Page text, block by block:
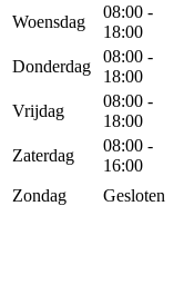
Woensdag
08:00 -
18:00
Donderdag
08:00 -
18:00
Vrijdag
08:00 -
18:00
Zaterdag
08:00 -
16:00
Zondag
Gesloten